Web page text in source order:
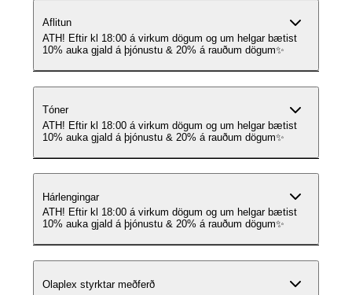
Aflitun
ATH! Eftir kl 18:00 á virkum dögum og um helgar bætist
10% auka gjald á þjónustu & 20% á rauðum dögum✨
Tóner
ATH! Eftir kl 18:00 á virkum dögum og um helgar bætist
10% auka gjald á þjónustu & 20% á rauðum dögum✨
Hárlengingar
ATH! Eftir kl 18:00 á virkum dögum og um helgar bætist
10% auka gjald á þjónustu & 20% á rauðum dögum✨
Olaplex styrktar meðferð